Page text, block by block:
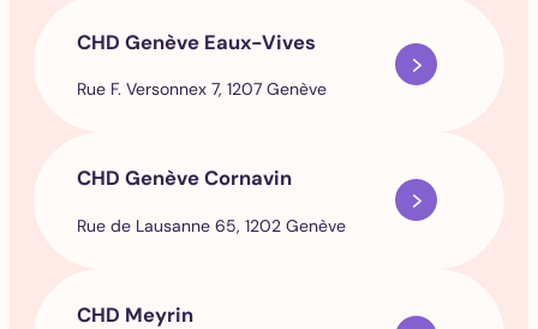
CHD Genève Eaux-Vives
Rue F. Versonnex 7, 1207 Genève
CHD Genève Cornavin
Rue de Lausanne 65, 1202 Genève
CHD Meyrin